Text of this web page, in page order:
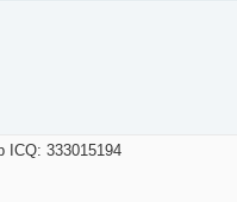
ICQ: 333015194